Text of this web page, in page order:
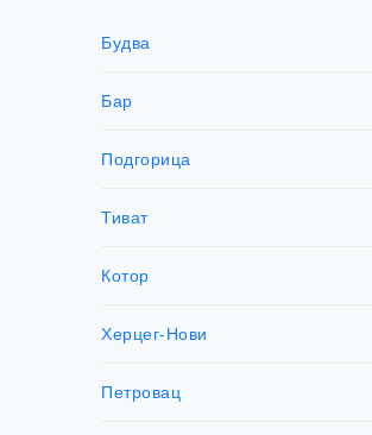
Будва
Бар
Подгорица
Тиват
Котор
Херцег-Нови
Петровац